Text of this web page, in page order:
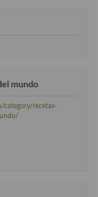
mundo
category/recetas-